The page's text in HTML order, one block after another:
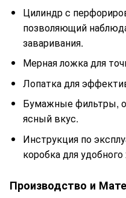
Цилиндр с
позволяющий
заваривания.
Мерная ложка для
Лопатка для
Бумажные фильтры,
ясный вкус.
Инструкция по
коробка для
Производство и